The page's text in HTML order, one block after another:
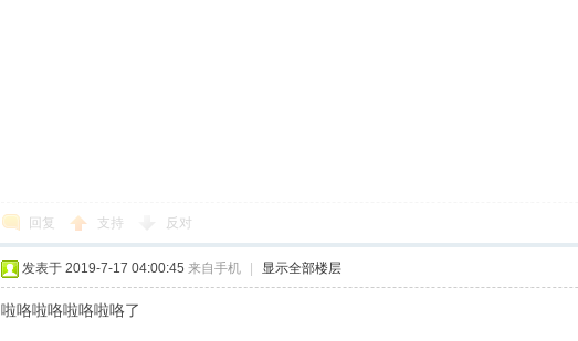
回复 支持 反对
发表于 2019-7-17 04:00:45 来自手机 显示全部楼层
啦咯啦咯啦咯啦咯了